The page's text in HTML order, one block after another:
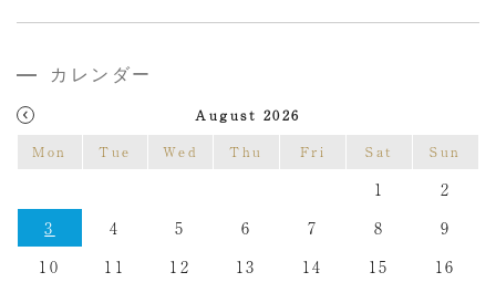
カレンダー
August 2026
Mon
Tue Wed Thu Fri Sat Sun
1
2
3
4 5 6 7 8
9
10
11 12 13 14 15
16